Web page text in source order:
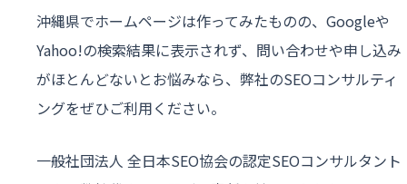
沖縄県でホームページは作ってみたものの、Googleや
Yahoo!の検索結果に表示されず、問い合わせや申し込み
がほとんどないとお悩みなら、弊社のSEOコンサルティ
ングをぜひご利用ください。
一般社団法人 全日本SEO協会の認定SEOコンサルタント